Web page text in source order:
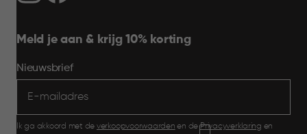
Meld je aan & krijg 10% korting
Nieuwsbrief
Ik ga akkoord met de verkoopvoorwaarden en dePrivacyverklaring en